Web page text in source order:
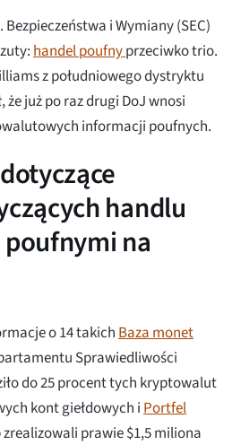
i Wymiany (SEC)
handel poufnyprzeciwko trio.
z południowego dystryktu
już po raz drugi DoJ wnosi
informacji poufnych.
handlu
na
o 14 takich Baza monet
Sprawiedliwości
do 25 procent tych kryptowalut
kont giełdowych i Portfel
zrealizowali prawie $1,5 miliona